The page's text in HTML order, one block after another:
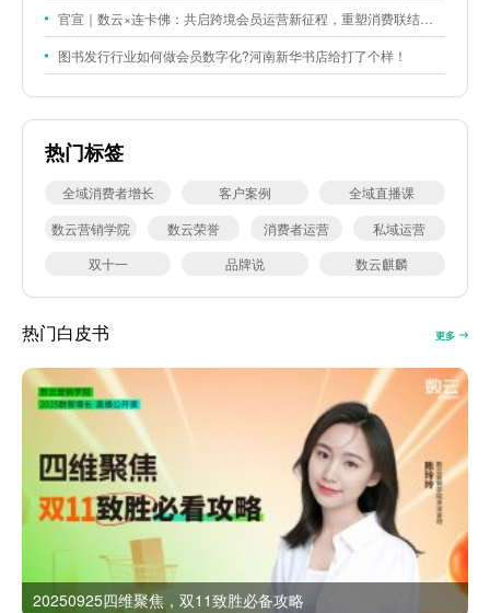
官宣｜数云×连卡佛：共启跨境会员运营新征程，重塑消费联结新体验
图书发行行业如何做会员数字化?河南新华书店给打了个样！
热门标签
全域消费者增长 客户案例
全域直播课
数云营销学院
数云荣誉 消费者运营
私域运营
双十一
品牌说 数云麒麟
热门白皮书 更多
20250925四维聚焦，双11致胜必备攻略